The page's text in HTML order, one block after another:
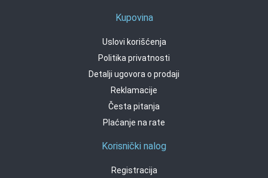
Kupovina
Uslovi korišćenja
Politika privatnosti
Detalji ugovora o prodaji
Reklamacije
Česta pitanja
Plaćanje na rate
Korisnički nalog
Registracija